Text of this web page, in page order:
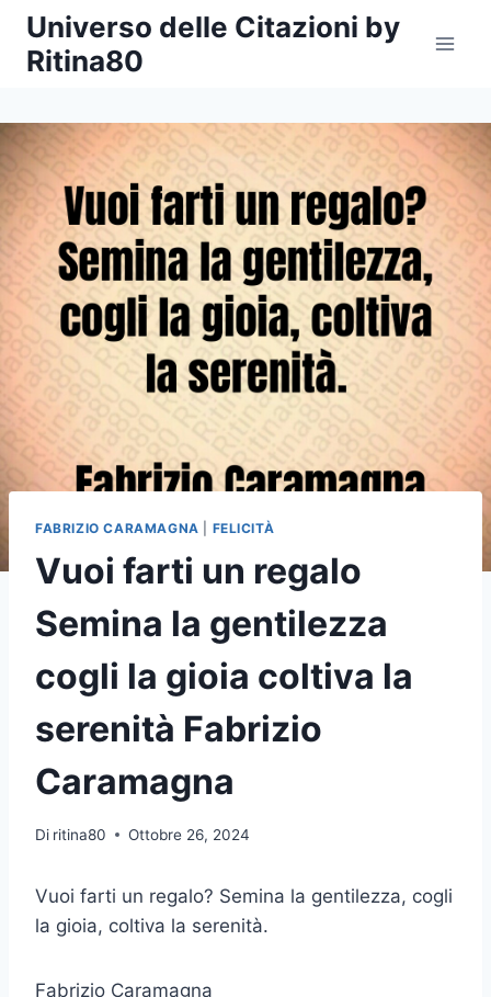
Salta
contenuto
Universo delle Citazioni by
Ritina80
FABRIZIO CARAMAGNA FELICITÀ
Vuoi farti un regalo
Semina la gentilezza
cogli la gioia coltiva la
serenità Fabrizio
Caramagna
Di ritina80 Ottobre 26, 2024
Vuoi farti un regalo? Semina la gentilezza, cogli
la gioia, coltiva la serenità.
Fabrizio Caramagna